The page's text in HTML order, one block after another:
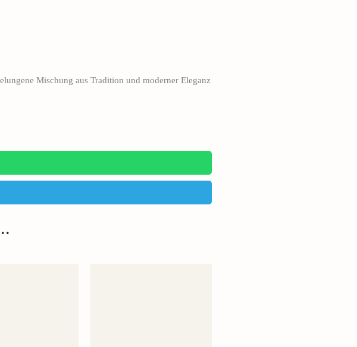
Mischung aus Tradition und moderner Eleganz